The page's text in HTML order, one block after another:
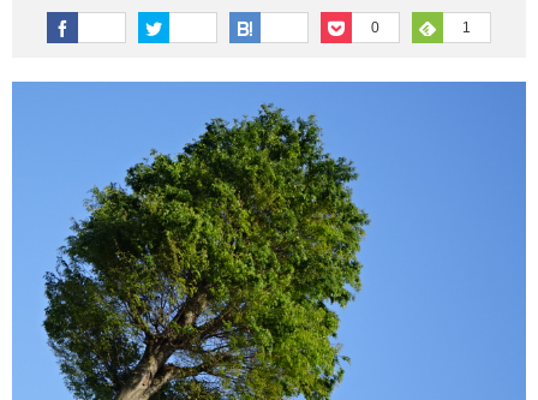
0 1
その他英語関連
旅行関連あれこれ